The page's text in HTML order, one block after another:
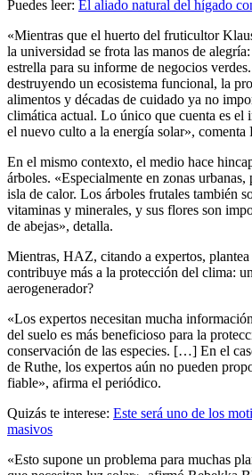
Puedes leer: El aliado natural del hígado
«Mientras que el huerto del fruticultor
la universidad se frota las manos de
estrella para su informe de negocios
destruyendo un ecosistema funcional, la
alimentos y décadas de cuidado ya no
climática actual. Lo único que cuenta es el
el nuevo culto a la energía solar», comenta
En el mismo contexto, el medio hace
árboles. «Especialmente en zonas
isla de calor. Los árboles frutales también
vitaminas y minerales, y sus flores son
de abejas», detalla.
Mientras, HAZ, citando a expertos,
contribuye más a la protección del clima:
aerogenerador?
«Los expertos necesitan mucha
del suelo es más beneficioso para la
conservación de las especies. […] En el
de Ruthe, los expertos aún no pueden
fiable», afirma el periódico.
Quizás te interese: Este será uno de los
masivos
«Esto supone un problema para muchas